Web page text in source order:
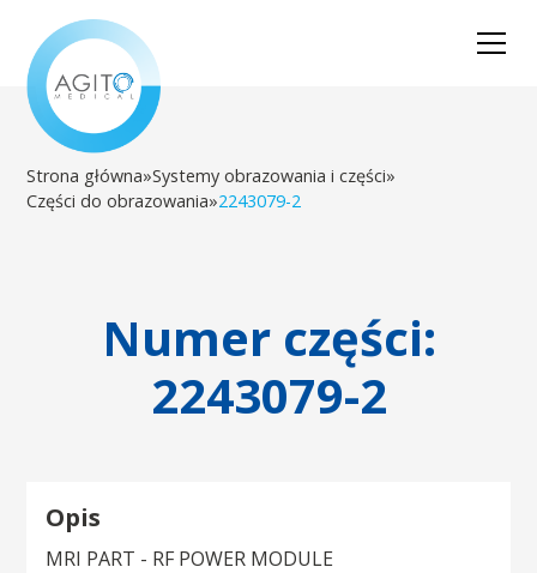
Strona główna»Systemy obrazowania i części»
Części do obrazowania»2243079-2
Numer części:
2243079-2
Opis
MRI PART - RF POWER MODULE